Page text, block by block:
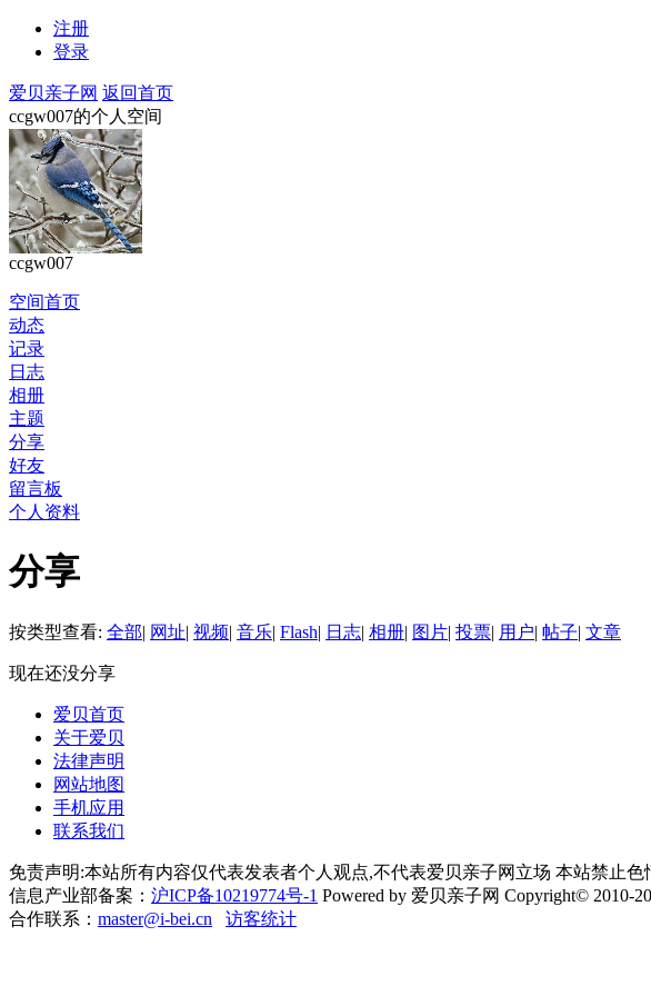
注册
登录
爱贝亲子网 返回首页
ccgw007的个人空间
ccgw007
空间首页
动态
记录
日志
相册
主题
分享
好友
留言板
个人资料
分享
按类型查看: 全部| 网址| 视频| 音乐| Flash| 日志| 相册| 图片| 投票| 用户| 帖子| 文章
现在还没分享
爱贝首页
关于爱贝
法律声明
网站地图
手机应用
联系我们
免责声明:本站所有内容仅代表发表者个人观点,不代表爱贝亲子网立场 本站禁止
信息产业部备案： 沪ICP备10219774号-1 Powered by 爱贝亲子网 Copyright© 2010-
合作联系： master@i-bei.cn 访客统计